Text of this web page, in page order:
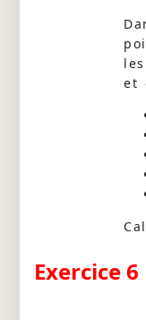
et
Exercice 6